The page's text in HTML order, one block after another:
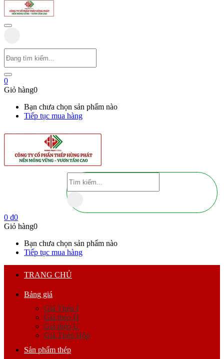
0
Giỏ hàng0
Bạn chưa chọn sản phẩm nào
Tiếp tục mua hàng
0 ₫0
Giỏ hàng0
Bạn chưa chọn sản phẩm nào
Tiếp tục mua hàng
TRANG CHỦ
Bảng giá
Giá Thép I
Giá thép H
Giá thép U
Giá Thép Hộp
Sản phẩm thép